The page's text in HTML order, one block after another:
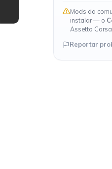
Mods da
instalar — o
Assetto Corsa.
Reportar